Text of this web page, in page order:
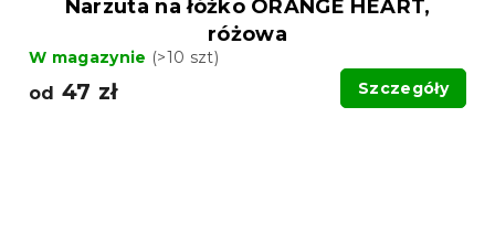
Narzuta na łóżko ORANGE HEART,
różowa
W magazynie (>10 szt)
od 47 zł Szczegóły